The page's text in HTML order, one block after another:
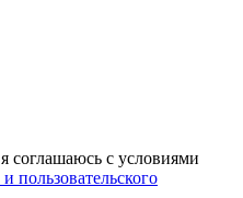
соглашаюсь с условиями
пользовательского